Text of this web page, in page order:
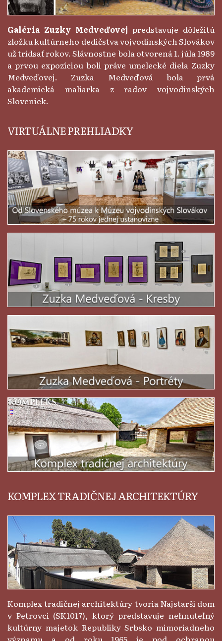
Galéria Zuzky Medveďovej predstavuje dôležitú
zložku kultúrneho dedičstva vojvodinských Slovákov
už tridsať rokov. Slávnostne bola otvorená 1. júla 1989
a prvou expozíciou boli práve umelecké diela Zuzky
Medveďovej. Zuzka Medveďová bola prvá
akademická maliarka z radov vojvodinských
Sloveniek.
VIRTUÁLNE PREHLIADKY
KOMPLEX TRADIČNEJ ARCHITEKTÚRY
Komplex tradičnej architektúry tvoria Najstarší dom
v Petrovci (SK1017), ktorý predstavuje nehnuteľný
kultúrny majetok Republiky Srbsko mimoriadneho